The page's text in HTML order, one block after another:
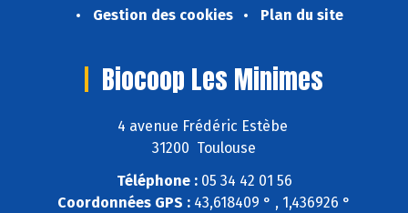
Gestion des cookies
Plan du site
Biocoop Les Minimes
4 avenue Frédéric Estèbe
31200 Toulouse
Téléphone :05 34 42 01 56
Coordonnées GPS : 43,618409 ° , 1,436926 °